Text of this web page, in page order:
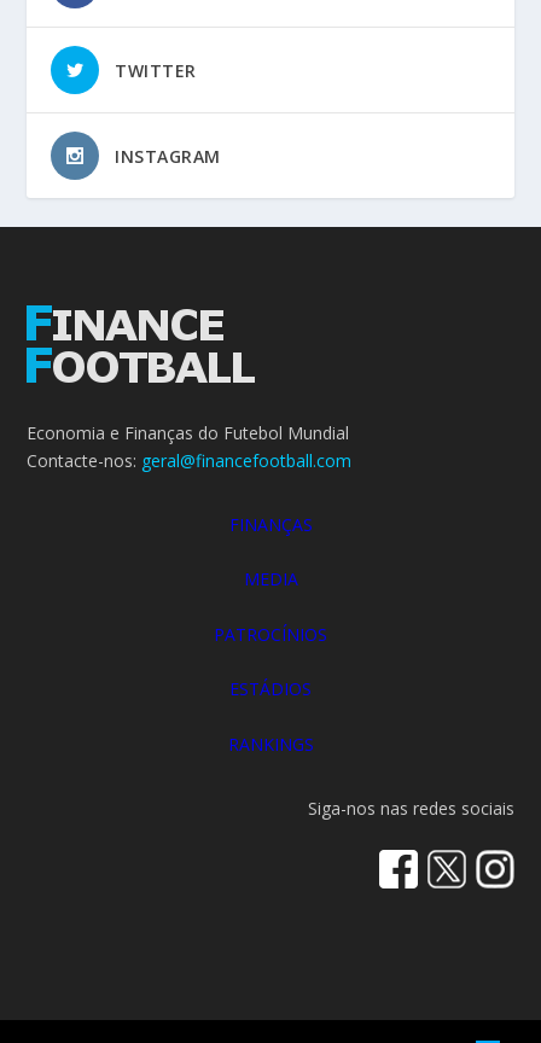
TWITTER
INSTAGRAM
Economia e Finanças do Futebol Mundial
Contacte-nos: geral@financefootball.com
FINANÇAS
MEDIA
PATROCÍNIOS
ESTÁDIOS
RANKINGS
Siga-nos nas redes sociais